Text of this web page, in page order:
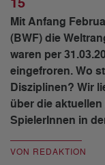
Mit Anfang
(BWF) die
waren per
eingefroren. Wo
Disziplinen? Wir
über die
SpielerInnen in
VON REDAKTION